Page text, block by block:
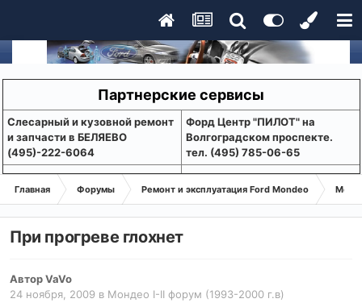
Партнерские сервисы
Слесарный и кузовной ремонт
и запчасти в БЕЛЯЕВО
(495)-222-6064
Форд Центр "ПИЛОТ" на
Волгоградском проспекте.
тел. (495) 785-06-65
Главная Форумы Ремонт и эксплуатация Ford Mondeo
При прогреве глохнет
АвторVaVo
24 ноября, 2009 в Мондео I-II форум (1993-2000 г.в)